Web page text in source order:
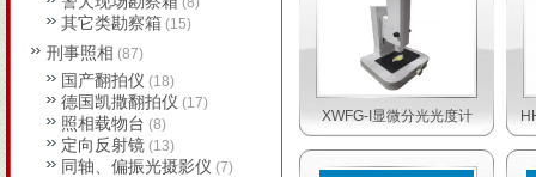
XWFG-I显微分光光度计
其它类勘察箱 (15)
刑事照相 (87)
国产翻拍仪 (18)
德国凯撒翻拍仪 (17)
照相载物台 (8)
定向反射镜 (13)
同轴、偏振光摄影仪 (7)